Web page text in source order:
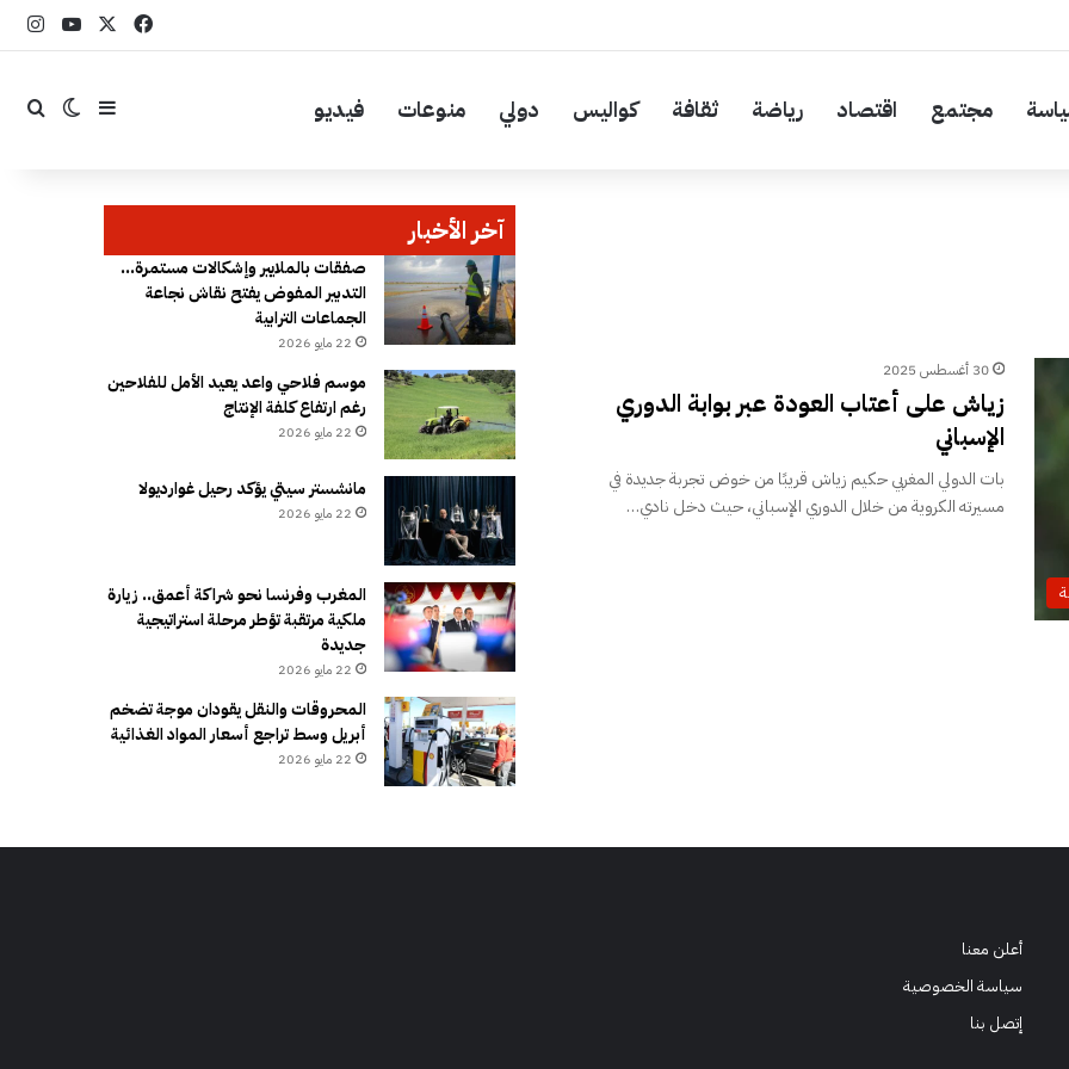
فيسبوك
مجتمع اقتصاد رياضة ثقافة كواليس دولي منوعات فيديو إضافة عمود
الوضع
30 أغسطس 2025
زياش على أعتاب العودة عبر بوابة الدوري
الإسباني
بات الدولي المغربي حكيم زياش قريبًا من خوض تجربة جديدة في
مسيرته الكروية من خلال الدوري الإسباني، حيث دخل نادي…
آخر الأخبار
صفقات بالملايير وإشكالات مستمرة…
التدبير المفوض يفتح نقاش نجاعة
الجماعات الترابية
22 مايو 2026
موسم فلاحي واعد يعيد الأمل للفلاحين
رغم ارتفاع كلفة الإنتاج
22 مايو 2026
مانشستر سيتي يؤكد رحيل غوارديولا
22 مايو 2026
المغرب وفرنسا نحو شراكة أعمق.. زيارة
ملكية مرتقبة تؤطر مرحلة استراتيجية
جديدة
22 مايو 2026
المحروقات والنقل يقودان موجة تضخم
أبريل وسط تراجع أسعار المواد الغذائية
22 مايو 2026
أعلن معنا
سياسة الخصوصية
إتصل بنا